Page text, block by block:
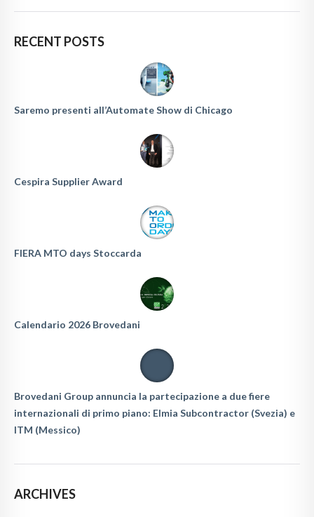
RECENT POSTS
Saremo presenti all’Automate Show di Chicago
Cespira Supplier Award
FIERA MTO days Stoccarda
Calendario 2026 Brovedani
Brovedani Group annuncia la partecipazione a due fiere
internazionali di primo piano: Elmia Subcontractor (Svezia) e
ITM (Messico)
ARCHIVES